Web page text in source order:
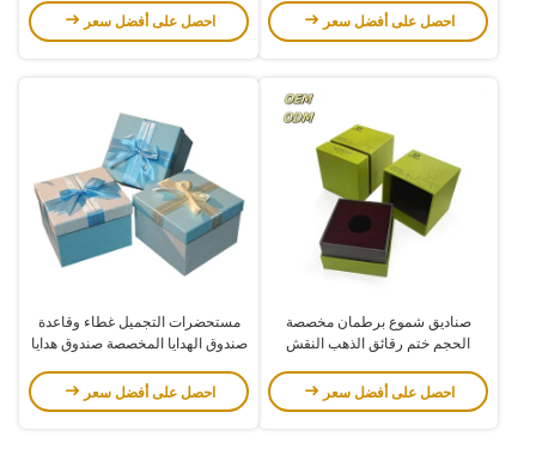
احصل على أفضل سعر
احصل على أفضل سعر
صناديق شموع برطمان مخصصة
الحجم ختم رقائق الذهب النقش
احصل على أفضل سعر
مستحضرات التجميل غطاء وقاعدة
صندوق الهدايا المخصصة صندوق هدايا
احصل على أفضل سعر